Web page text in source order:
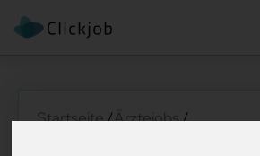
Startseite/Ärztejobs/